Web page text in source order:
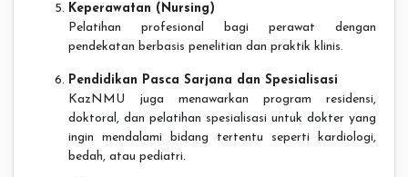
Keperawatan (Nursing)
Pelatihan profesional bagi perawat dengan
pendekatan berbasis penelitian dan praktik klinis.
Pendidikan Pasca Sarjana dan Spesialisasi
KazNMU juga menawarkan program residensi,
doktoral, dan pelatihan spesialisasi untuk dokter yang
ingin mendalami bidang tertentu seperti kardiologi,
bedah, atau pediatri.